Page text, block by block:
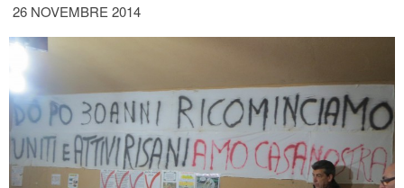
26 NOVEMBRE 2014